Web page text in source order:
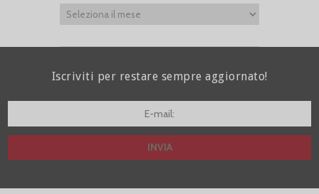
Iscriviti per restare sempre aggiornato!